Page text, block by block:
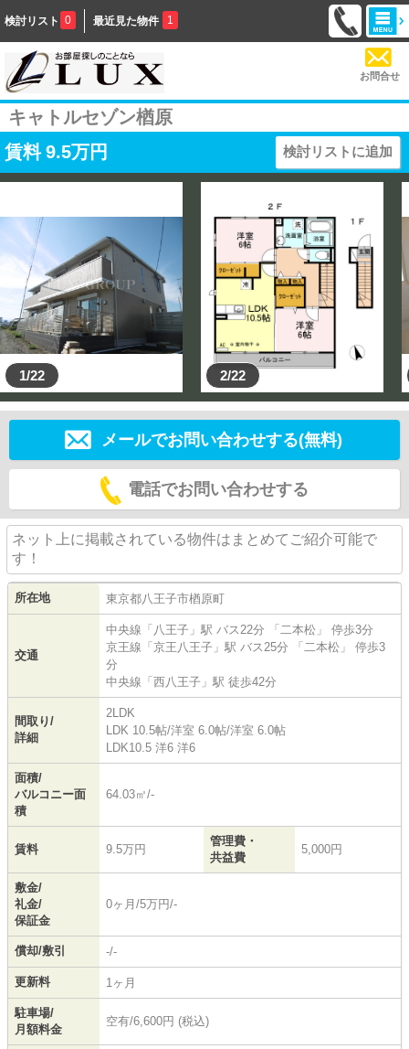
検討リスト 0 最近見た物件 1
お問合せ
キャトルセゾン楢原
賃料 9.5万円 検討リストに追加
1/22 2/22
メールでお問い合わせする(無料)
電話でお問い合わせする
ネット上に掲載されている物件はまとめてご紹介可能で
す！
所在地 東京都八王子市楢原町
交通
中央線 「 八王子 」駅 バス22分 「二本松」 停歩3分
京王線 「京王八王子 」駅 バス25分 「二本松」 停歩3
分
中央線 「西八王子 」駅 徒歩42分
間取り/
詳細
2LDK
LDK 10.5帖/洋室 6.0帖/洋室 6.0帖
LDK10.5 洋6 洋6
面積/
バルコニー面
積
64.03㎡/-
賃料 9.5万円
管理費・
共益費
5,000円
敷金/
礼金/
保証金
0ヶ月/5万円/-
償却/敷引 -/-
更新料 1ヶ月
駐車場/
月額料金
空有/6,600円 (税込)